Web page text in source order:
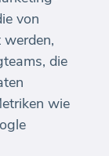
von
die
wie